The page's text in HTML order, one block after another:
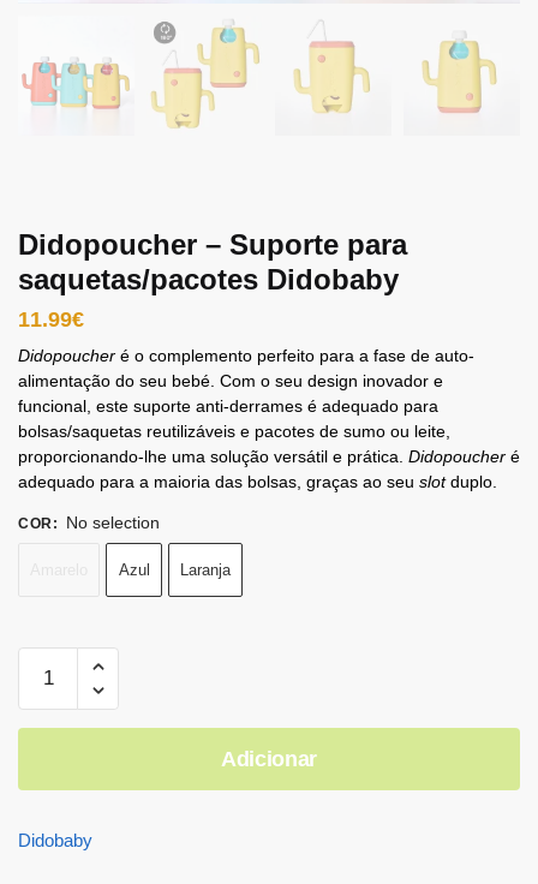
Didopoucher – Suporte para
saquetas/pacotes Didobaby
11.99€
Didopoucher é o complemento perfeito para a fase de auto-
alimentação do seu bebé. Com o seu design inovador e
funcional, este suporte anti-derrames é adequado para
bolsas/saquetas reutilizáveis e pacotes de sumo ou leite,
proporcionando-lhe uma solução versátil e prática. Didopoucher é
adequado para a maioria das bolsas, graças ao seu slotduplo.
COR : No selection
Azul Laranja
Adicionar
Didobaby